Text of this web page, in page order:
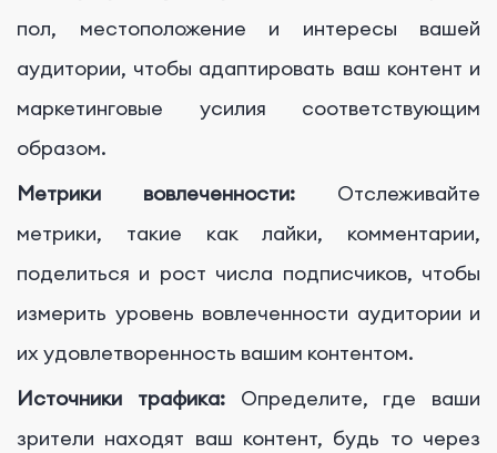
пол, местоположение и интересы вашей
аудитории, чтобы адаптировать ваш контент и
маркетинговые усилия соответствующим
образом.
Метрики вовлеченности: Отслеживайте
метрики, такие как лайки, комментарии,
поделиться и рост числа подписчиков, чтобы
измерить уровень вовлеченности аудитории и
их удовлетворенность вашим контентом.
Источники трафика:Определите, где ваши
зрители находят ваш контент, будь то через